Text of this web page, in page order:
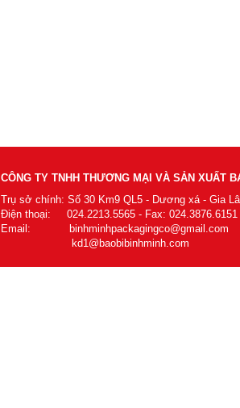
CÔNG TY TNHH THƯƠNG MẠI VÀ SẢN XUẤT
Trụ sở chính: Số 30 Km9 QL5 - Dương xá - Gia
Điện thoại: 024.2213.5565 - Fax: 024.3876.6151
Email: binhminhpackagingco@gmail.com
kd1@baobibinhminh.com